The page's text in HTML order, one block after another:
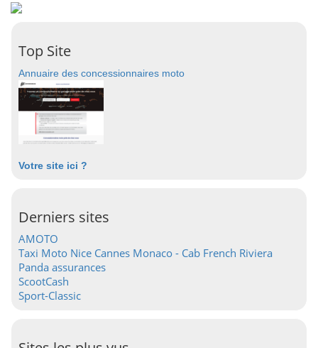
Top Site
Annuaire des concessionnaires moto
Votre site ici ?
Derniers sites
AMOTO
Taxi Moto Nice Cannes Monaco - Cab French Riviera
Panda assurances
ScootCash
Sport-Classic